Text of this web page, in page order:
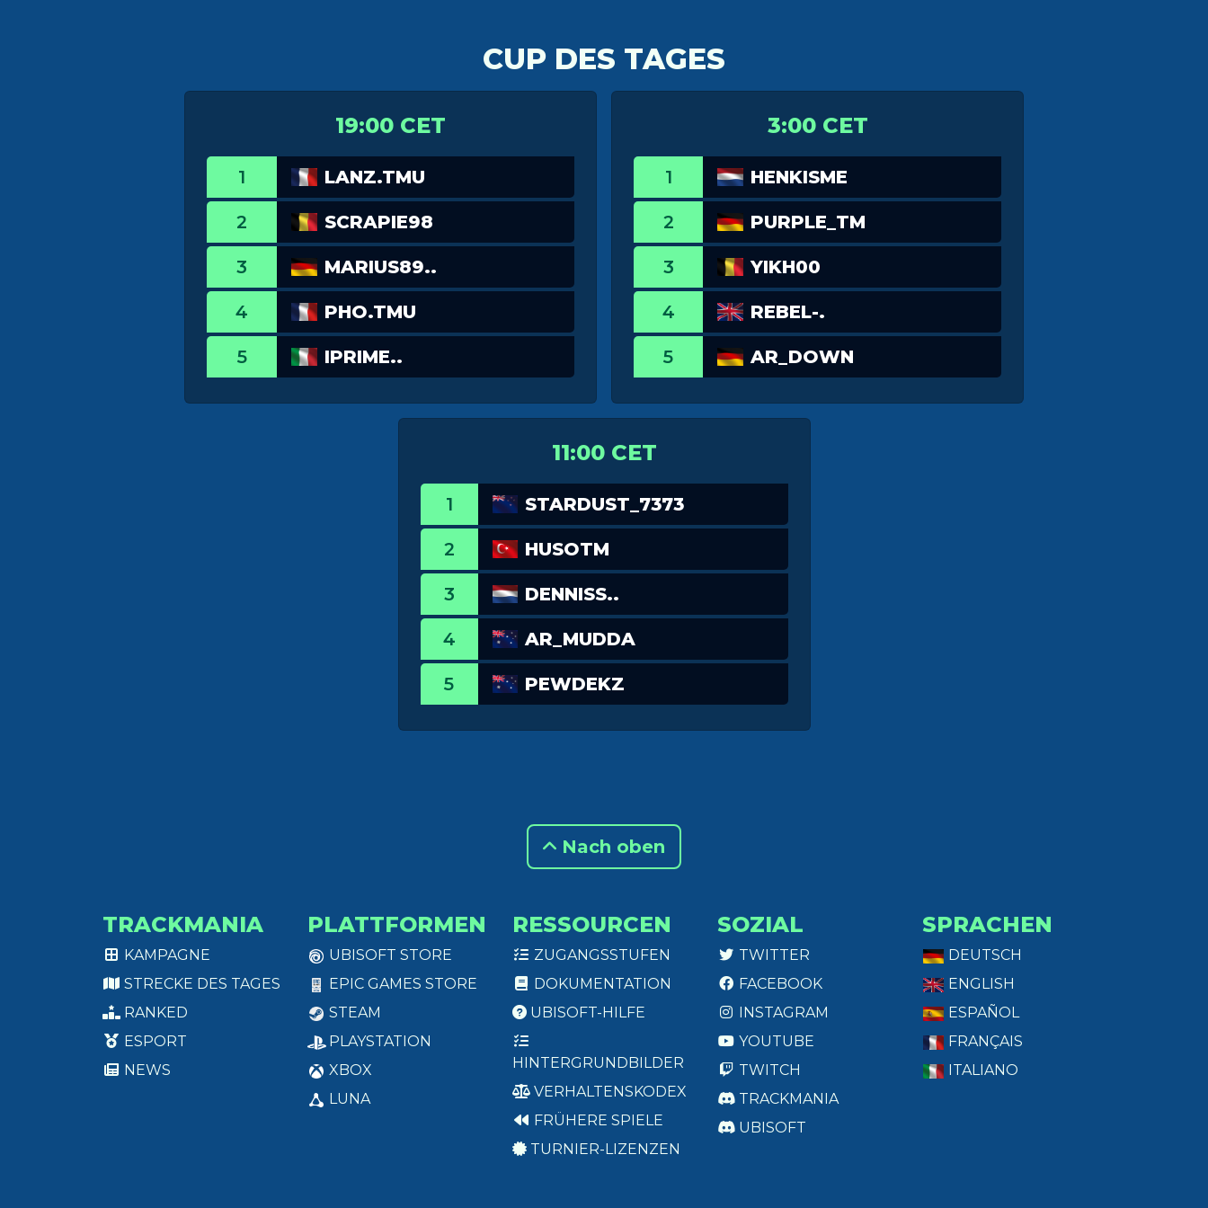
CUP DES TAGES
19:00 CET
1 LANZ.TMU
2 SCRAPIE98
3 MARIUS89..
4 PHO.TMU
5 IPRIME..
3:00 CET
1 HENKISME
2 PURPLE_TM
3 YIKH00
4 REBEL-.
5 AR_DOWN
11:00 CET
1 STARDUST_7373
2 HUSOTM
3 DENNISS..
4 AR_MUDDA
5 PEWDEKZ
Nach oben
TRACKMANIA
KAMPAGNE
STRECKE DES TAGES
RANKED
ESPORT
NEWS
PLATTFORMEN
UBISOFT STORE
EPIC GAMES STORE
STEAM
PLAYSTATION
XBOX
LUNA
RESSOURCEN
ZUGANGSSTUFEN
DOKUMENTATION
UBISOFT-HILFE
HINTERGRUNDBILDER
VERHALTENSKODEX
FRÜHERE SPIELE
TURNIER-LIZENZEN
SOZIAL
TWITTER
FACEBOOK
INSTAGRAM
YOUTUBE
TWITCH
TRACKMANIA
UBISOFT
SPRACHEN
DEUTSCH
ENGLISH
ESPAÑOL
FRANÇAIS
ITALIANO